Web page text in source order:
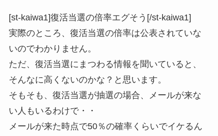
[st-kaiwa1]復活当選の倍率エグそう[/st-kaiwa1]
実際のところ、復活当選の倍率は公表されていな
いのでわかりません。
ただ、復活当選にまつわる情報を聞いていると、
そんなに高くないのかな？と思います。
そもそも、復活当選が抽選の場合、メールが来な
い人もいるわけで・・
メールが来た時点で50％の確率くらいでイケるん